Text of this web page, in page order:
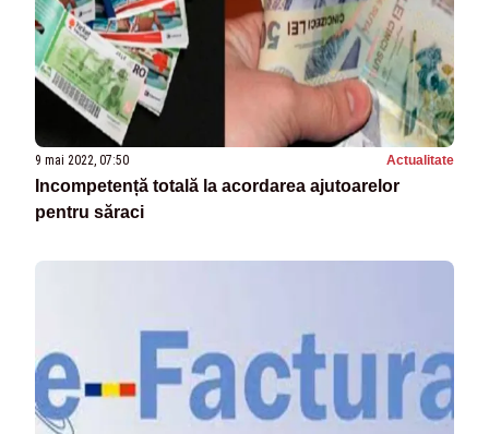
9 mai 2022, 07:50 Actualitate
Incompetență totală la acordarea ajutoarelor
pentru săraci